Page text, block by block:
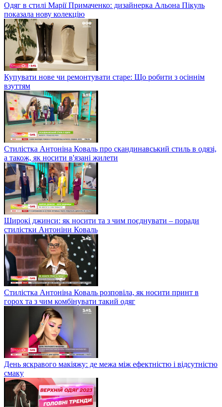
Одяг в стилі Марії Примаченко: дизайнерка Альона Пікуль
показала нову колекцію
Купувати нове чи ремонтувати старе: Що робити з осіннім
взуттям
Стилістка Антоніна Коваль про скандинавський стиль в одязі,
а також, як носити в'язані жилети
Широкі джинси: як носити та з чим поєднувати – поради
стилістки Антоніни Коваль
Стилістка Антоніна Коваль розповіла, як носити принт в
горох та з чим комбінувати такий одяг
День яскравого макіяжу: де межа між ефектністю і відсутністю
смаку